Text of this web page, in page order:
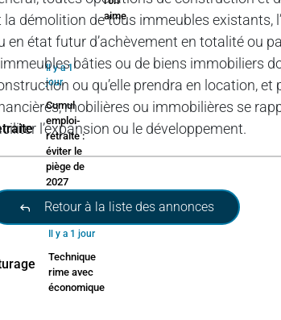
la démolition de tous immeubles existants,
en état futur d’achèvement en totalité ou
bâties ou de biens immobiliers
ou qu’elle prendra en location,
mobilières ou immobilières se
l’expansion ou le développement.
Retour à la liste des annonces
aime
Il y a 1
jour
Cumul
emploi-
retraite :
éviter le
piège de
2027
Il y a 1 jour
Technique
rime avec
économique